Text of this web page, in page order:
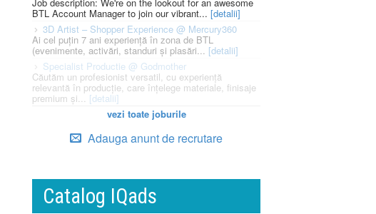
BTL Account Manager to join our vibrant... [detalii]
3D Artist – Shopper Experience @ Mercury360
Ai cel puțin 7 ani experiență în zona de BTL
(evenimente, activări, standuri și plasări... [detalii]
Specialist Productie @ Godmother
Căutăm un profesionist versatil, cu experiență
relevantă în producție, care înțelege materiale, finisaje
premium și... [detalii]
vezi toate joburile
Adauga anunt de recrutare
Catalog IQads